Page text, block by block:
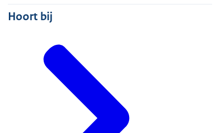
Hoort bij